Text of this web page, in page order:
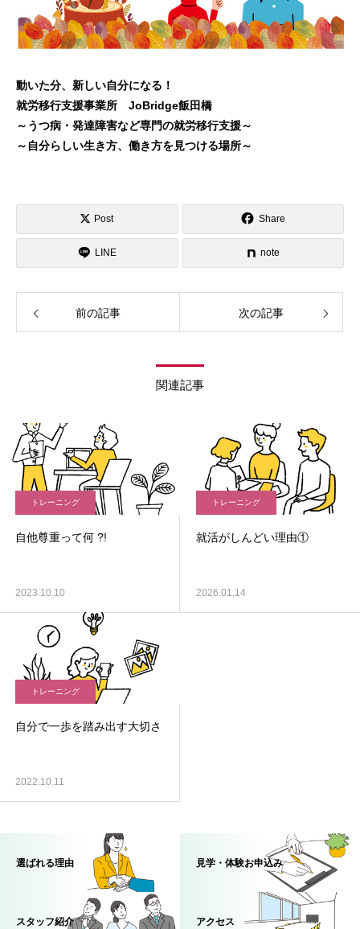
動いた分、新しい自分になる！
就労移行支援事業所 JoBridge飯田橋
～うつ病・発達障害など専門の就労移行支援～
～自分らしい生き方、働き方を見つける場所～
Post Share
LINE note
前の記事 次の記事
関連記事
トレーニング
自他尊重って何 ?!
2023.10.10
トレーニング
就活がしんどい理由①
2026.01.14
トレーニング
自分で一歩を踏み出す大切さ
2022.10.11
選ばれる理由 見学・体験お申込み
スタッフ紹介 アクセス